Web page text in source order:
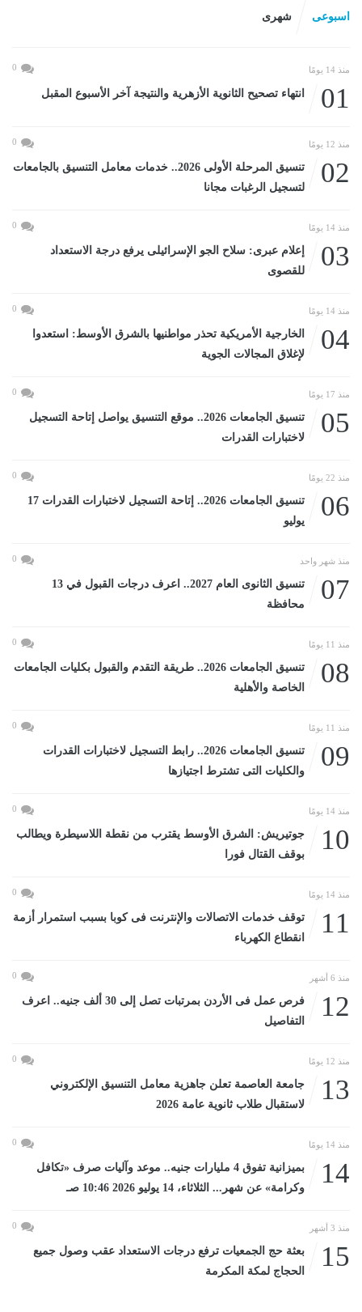
اسبوعى شهرى
منذ 14 يومًا 0
01 انتهاء تصحيح الثانوية الأزهرية والنتيجة آخر الأسبوع المقبل
منذ 12 يومًا 0
02
تنسيق المرحلة الأولى 2026.. خدمات معامل التنسيق بالجامعات
لتسجيل الرغبات مجانا
منذ 14 يومًا 0
03
إعلام عبرى: سلاح الجو الإسرائيلى يرفع درجة الاستعداد
للقصوى
منذ 14 يومًا 0
04
الخارجية الأمريكية تحذر مواطنيها بالشرق الأوسط: استعدوا
لإغلاق المجالات الجوية
منذ 17 يومًا 0
05
تنسيق الجامعات 2026.. موقع التنسيق يواصل إتاحة التسجيل
لاختبارات القدرات
منذ 22 يومًا 0
06
تنسيق الجامعات 2026.. إتاحة التسجيل لاختبارات القدرات 17
يوليو
منذ شهر واحد 0
07
تنسيق الثانوى العام 2027.. اعرف درجات القبول في 13
محافظة
منذ 11 يومًا 0
08
تنسيق الجامعات 2026.. طريقة التقدم والقبول بكليات الجامعات
الخاصة والأهلية
منذ 11 يومًا 0
09
تنسيق الجامعات 2026.. رابط التسجيل لاختبارات القدرات
والكليات التى تشترط اجتيازها
منذ 14 يومًا 0
10
جوتيريش: الشرق الأوسط يقترب من نقطة اللاسيطرة ويطالب
بوقف القتال فورا
منذ 14 يومًا 0
11
توقف خدمات الاتصالات والإنترنت فى كوبا بسبب استمرار أزمة
انقطاع الكهرباء
منذ 6 أشهر 0
12
فرص عمل فى الأردن بمرتبات تصل إلى 30 ألف جنيه.. اعرف
التفاصيل
منذ 12 يومًا 0
13
جامعة العاصمة تعلن جاهزية معامل التنسيق الإلكتروني
لاستقبال طلاب ثانوية عامة 2026
منذ 14 يومًا 0
14
بميزانية تفوق 4 مليارات جنيه.. موعد وآليات صرف «تكافل
وكرامة» عن شهر... الثلاثاء، 14 يوليو 2026 10:46 صـ
منذ 3 أشهر 0
15
بعثة حج الجمعيات ترفع درجات الاستعداد عقب وصول جميع
الحجاج لمكة المكرمة